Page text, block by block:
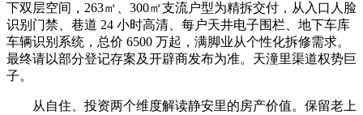
下双层空间，263㎡、300㎡支流户型为精拆交付，从入口人脸
识别门禁、巷道 24 小时高清、每户天井电子围栏、地下车库
车辆识别系统，总价 6500 万起，满脚业从个性化拆修需求。
最终请以部分登记存案及开辟商发布为准。天潼里渠道权势巨
子。
从自住、投资两个维度解读静安里的房产价值。保留老上